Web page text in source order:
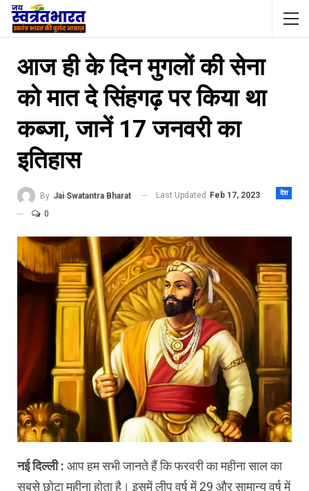
आज ही के दिन मुगलों की सेना
को मात दे सिंहगढ़ पर किया था
कब्जा, जानें 17 जनवरी का
इतिहास
देश
By Jai Swatantra Bharat Last Updated
Feb 17, 2023
0
नई दिल्ली : आप हम सभी जानते हैं कि फरवरी का महीना साल का
सबसे छोटा महीना होता है। इसमें लीप वर्ष में 29 और सामान्य वर्ष में